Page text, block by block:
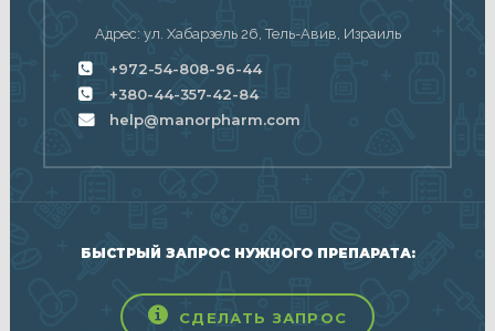
Адрес: ул. Хабарзель 26, Тель-Авив, Израиль
+972-54-808-96-44
+380-44-357-42-84
help@manorpharm.com
БЫСТРЫЙ ЗАПРОС НУЖНОГО ПРЕПАРАТА:
СДЕЛАТЬ ЗАПРОС